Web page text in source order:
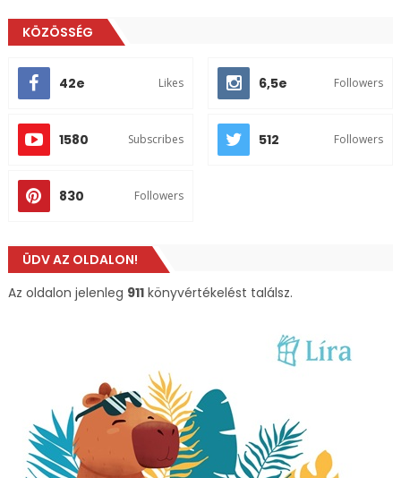
KÖZÖSSÉG
42e Likes 6,5e Followers
1580 Subscribes 512 Followers
830 Followers
ÜDV AZ OLDALON!
Az oldalon jelenleg 911könyvértékelést találsz.